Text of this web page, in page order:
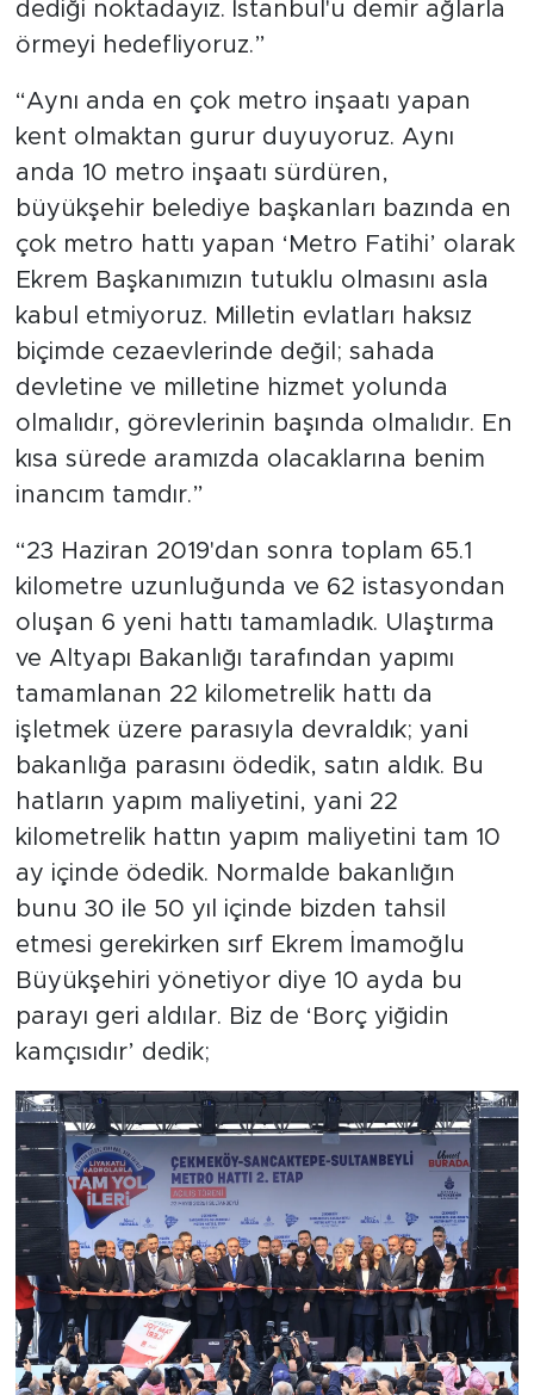
dediği noktadayız. İstanbul'u demir ağlarla
örmeyi hedefliyoruz.”
“Aynı anda en çok metro inşaatı yapan
kent olmaktan gurur duyuyoruz. Aynı
anda 10 metro inşaatı sürdüren,
büyükşehir belediye başkanları bazında en
çok metro hattı yapan ‘Metro Fatihi’ olarak
Ekrem Başkanımızın tutuklu olmasını asla
kabul etmiyoruz. Milletin evlatları haksız
biçimde cezaevlerinde değil; sahada
devletine ve milletine hizmet yolunda
olmalıdır, görevlerinin başında olmalıdır. En
kısa sürede aramızda olacaklarına benim
inancım tamdır.”
“23 Haziran 2019'dan sonra toplam 65.1
kilometre uzunluğunda ve 62 istasyondan
oluşan 6 yeni hattı tamamladık. Ulaştırma
ve Altyapı Bakanlığı tarafından yapımı
tamamlanan 22 kilometrelik hattı da
işletmek üzere parasıyla devraldık; yani
bakanlığa parasını ödedik, satın aldık. Bu
hatların yapım maliyetini, yani 22
kilometrelik hattın yapım maliyetini tam 10
ay içinde ödedik. Normalde bakanlığın
bunu 30 ile 50 yıl içinde bizden tahsil
etmesi gerekirken sırf Ekrem İmamoğlu
Büyükşehiri yönetiyor diye 10 ayda bu
parayı geri aldılar. Biz de ‘Borç yiğidin
kamçısıdır’ dedik;